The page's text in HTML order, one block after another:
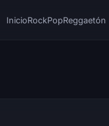
InicioRockPopReggaetón